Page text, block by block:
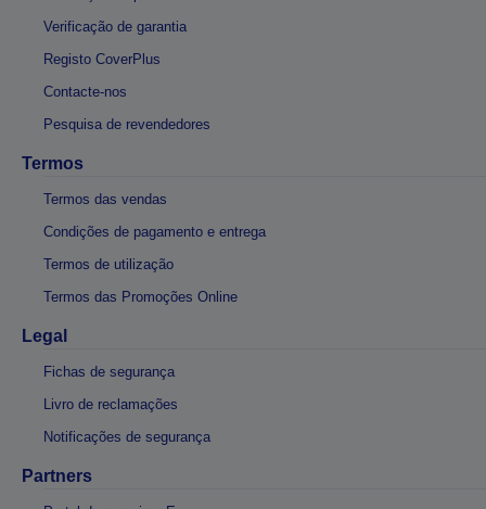
Verificação de garantia
Registo CoverPlus
Contacte-nos
Pesquisa de revendedores
Termos
Termos das vendas
Condições de pagamento e entrega
Termos de utilização
Termos das Promoções Online
Legal
Fichas de segurança
Livro de reclamações
Notificações de segurança
Partners